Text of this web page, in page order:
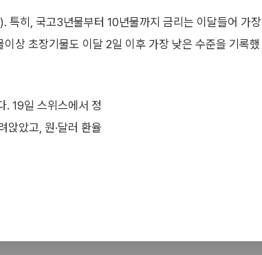
특히, 국고3년물부터 10년물까지 금리는 이달들어 가장
상 초장기물도 이달 2일 이후 가장 낮은 수준을 기록했
. 19일 스위스에서 정
앉았고, 원·달러 환율